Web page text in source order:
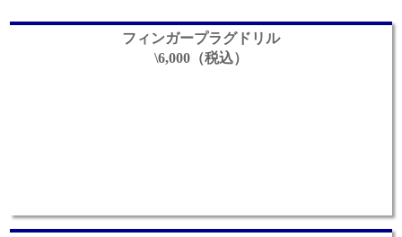
フィンガープラグドリル
\6,000（税込）